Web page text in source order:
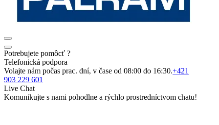
Potrebujete pomôcť ?
Telefonická podpora
Volajte nám počas prac. dní, v čase od 08:00 do 16:30.+421
903 229 601
Live Chat
Komunikujte s nami pohodlne a rýchlo prostredníctvom chatu!